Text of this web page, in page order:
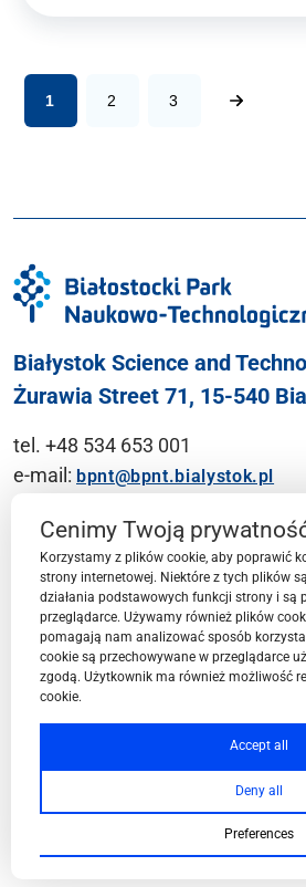
1 2 3
Białystok Science and
Żurawia Street 71, 15-540
tel. +48 534 653 001
e-mail: bpnt@bpnt.bialystok.pl
Contact
BPN-T Area
BPN-T Offer
Cenimy Twoją
Korzystamy z plików cookie, aby poprawić
strony internetowej. Niektóre z tych plików
działania podstawowych funkcji strony i są
przeglądarce. Używamy również plików
pomagają nam analizować sposób
cookie są przechowywane w przeglądarce
zgodą. Użytkownik ma również możliwość
cookie.
Accept all
Deny all
Preferences